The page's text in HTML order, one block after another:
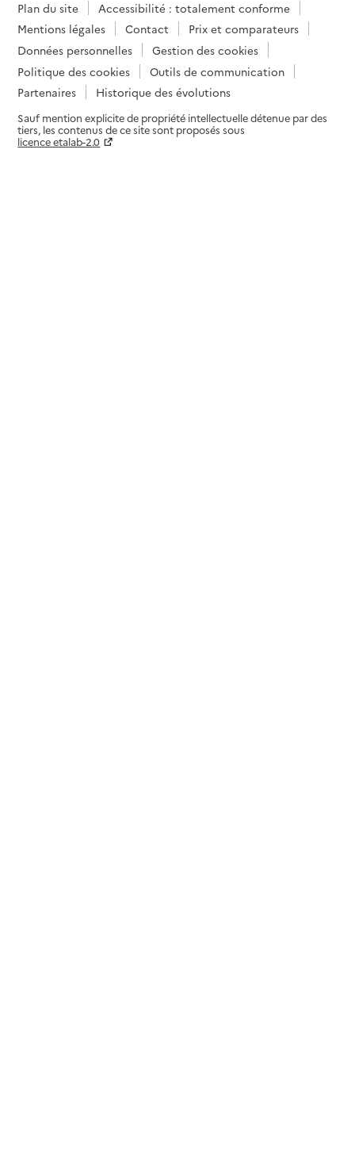
Plan du site
Accessibilité : totalement conforme
Mentions légales
Contact
Prix et comparateurs
Données personnelles
Gestion des cookies
Politique des cookies
Outils de communication
Partenaires
Historique des évolutions
Sauf mention explicite de propriété intellectuelle détenue par des
tiers, les contenus de ce site sont proposés sous
licence etalab-2.0